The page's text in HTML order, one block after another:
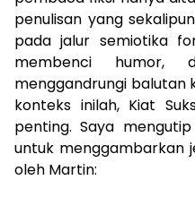
penulisan yang
pada jalur semiotika
membenci humor,
menggandrungi balutan
konteks inilah, Kiat
penting. Saya
untuk menggambarkan
oleh Martin: